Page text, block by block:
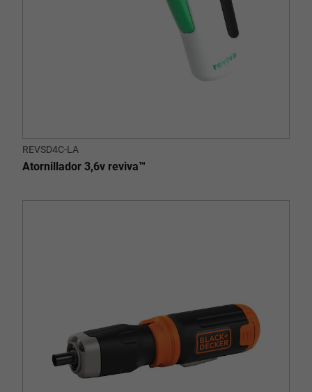
REVSD4C-LA
Atornillador 3,6v reviva™